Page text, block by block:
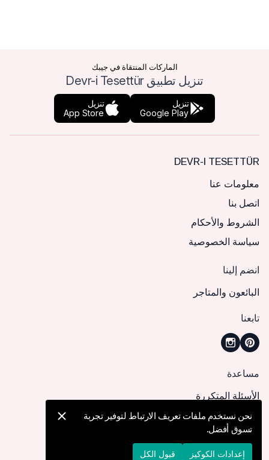
الماركات المنتقاة في جيبك
تنزيل تطبيق Devr-i Tesettür
تنزيل
Google Play
تنزيل
App Store
DEVR-I TESETTÜR
معلومات عنا
اتصل بنا
الشروط والأحكام
سياسة الخصوصية
انضم إلينا
البائعون والمتاجر
تابعنا
مساعدة
الأسئلة المتكررة
كيف يمكنني تقديم طلب؟
الشحن والتوصيل
الإرجاع والإلغاء
نحن نستخدم ملفات تعريف الارتباط لتوفير تجربة
تسوق أفضل.
إعدادات الكوكيز قبول الكل